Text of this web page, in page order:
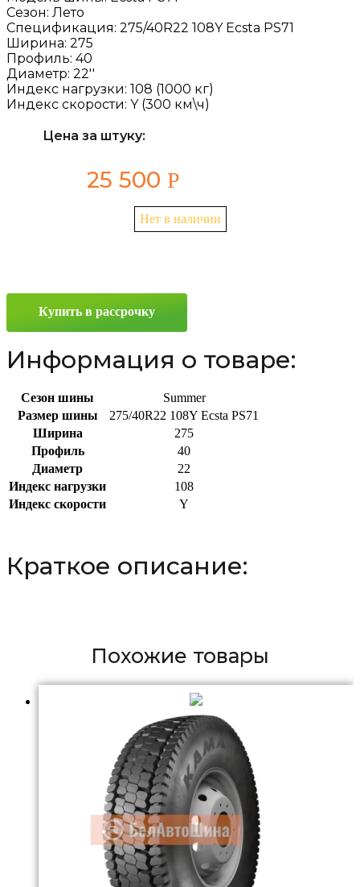
Сезон: Лето
Спецификация: 275/40R22 108Y Ecsta PS71
Ширина: 275
Профиль: 40
Диаметр: 22''
Индекс нагрузки: 108 (1000 кг)
Индекс скорости: Y (300 км\ч)
Цена за штуку:
25 500 Р
Нет в наличии
Купить в рассрочку
Информация о товаре:
Сезон шины
Summer
Размер шины
275/40R22 108Y Ecsta PS71
Ширина
275
Профиль
40
Диаметр
22
Индекс нагрузки
108
Индекс скорости
Y
Краткое описание:
Похожие товары